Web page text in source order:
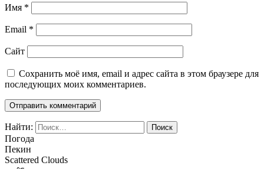
Имя *
Email *
Сайт
Сохранить моё имя, email и адрес сайта в этом браузере для
последующих моих комментариев.
Найти:
Погода
Пекин
Scattered Clouds